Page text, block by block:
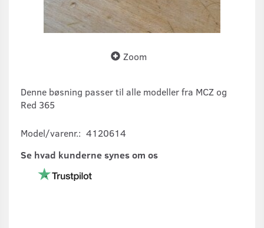
Zoom
Denne bøsning passer til alle modeller fra MCZ og
Red 365
Model/varenr.: 4120614
Se hvad kunderne synes om os